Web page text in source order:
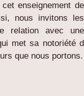
enseignement de
nous invitons les
relation avec une
met sa notoriété d
que nous portons.